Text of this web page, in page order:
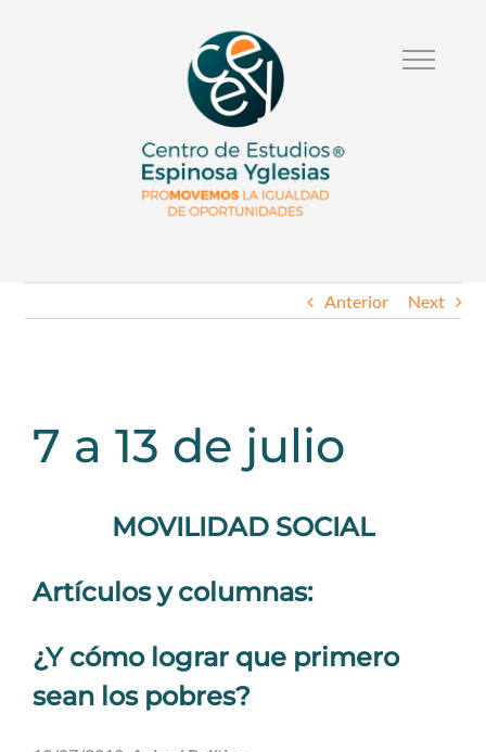
Anterior Next
7 a 13 de julio
MOVILIDAD SOCIAL
Artículos y columnas:
¿Y cómo lograr que primero
sean los pobres?